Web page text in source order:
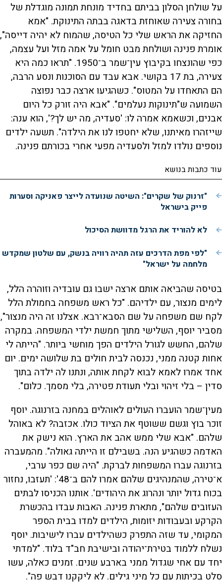
על שולחן הסלון בביתם בחדיד מונחת תמונה מוגדלת של
בחורה צעירה שאוחזת בדאגה בבתה התינוקת. "אמא
החזיקה את הראש שלי כל הטיסה, שהמוח לא יהיה דייסה",
אומרת פנינה ושולחת מבט חומל על אמה מזל ועל עצמה,
כפי שהונצחו בקיבוץ עין־שמר ב־1950. "תראו כמה היא
צעירה, בת 17 בקושי. אבא עבד עם הסוכנות ונסע הרבה,
הם התאחדו על המטוס". כשהגיעו ארצה כבר נפוצה
השמועה ש"תינוקות נעלמים". "אבא היה זורק כל היום
אבנים, וכשאמא אמרה לו: 'סעדיה, מה יש לך?', הוא ענה:
שייזהרו מאיתנו, שלא יחטפו לנו את הילדה". תשעה ילדים
נוספים נולדו למזל ולסעדיה מפעי אחרי בכורתם פנינה.
עוד כתבות בנושא
"זרנוק של שקרים": השיטה שנועדה לייצר פאניקה וסערות
פייק בישראל
לא להוריד את הרגל מדוושת הסיכול
"לפי מפת הדרכים עזה תהיה רוויה בנשק, עם שלטון שמקדש
מלחמה על ישראל"
בטיסה שהביאה אותם ארצה ישבו גם עובדיה וזוהרה הלל,
לימים מנצור, עם ילדיהם. "כל ראש משפחה בחמולת הלל
לקח שם משפחה על שם הסבא־רבא. אצלנו זה היה מנצור",
מסביר יוסף, השלישי מתוך חמשת ילדי המשפחה. במקרה
שלהם, החשש לגורל הילדים הפך מוחשי ביותר. "הייתה לי
אחות קטנה ממני, נכנסה לבית חולים בת שלושה ימים. יום
אחד אמרו לאמא לבוא לקחת אותה, ונתנו לה ילדה בתוך
סדין – בלי זיהוי ובלי תעודת פטירה, בלי מסמך. כלום".
מעין־שמר הועברו העולים לאוהלים במחנה בזרנוגה. יוסף
זוכר בוץ וגשם ששוטף את הציוד כולו. אכזבה? לא באוהל
שלהם. "אבא שלי ממש אהב את הארץ. הוא נישק את
האדמה כשהגיע הנה. בשבילם זו הייתה גאולה". מהמעברה
בזרנוגה עברו המשפחות לברקת. "היה שם כפר ערבי,
א־טירה, שהמנהיגים שלהם אמרו להם ב־48': 'תעזבו, נחזור
בכוח גדול יותר ונהרוג את היהודים'. אותנו הכניסו לבתים
העזובים שלהם", מתארת פנינה. האבות עבדו בהכשרת
הקרקע ובעבודות יזומות, הילדים למדו בבית הספר
המקומי, עד שזה התפרק כשהילדים עברו לישיבות. יוסף
נשלח ללמוד בטירת־יהודה ובישיבת חב"ד בלוד. "למדתי
יחד עם אחי שגדול ממני בארבע שנים. זמנים כאלה, עשו
סלט בכיתות עם כל מיני גילים. לא ליקקנו דבש פה".